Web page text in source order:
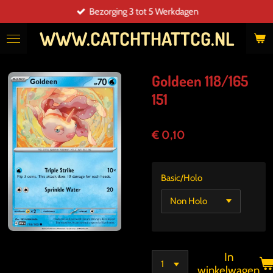
direct
naar
WWW.CATCHTHATTCG.NL
Bezorging 3 tot 5 Werkdagen
Goldeen 118/165
151
€ 0,10
Basic/Holo
In